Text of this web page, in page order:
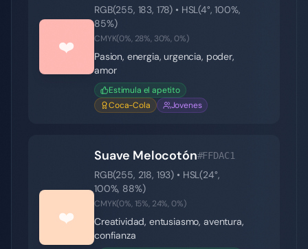
❤️
RGB(255, 183, 178) • HSL(4°,100%,
85%)
CMYK(0%, 28%, 30%,0%)
Pasion, energia, urgencia, poder,
amor
Estimula el apetito
Coca-Cola
Jovenes
❤️
Suave Melocotón#FFDAC1
RGB(255, 218, 193) • HSL(24°,
100%, 88%)
CMYK(0%,15%, 24%,0%)
Creatividad, entusiasmo, aventura,
confianza